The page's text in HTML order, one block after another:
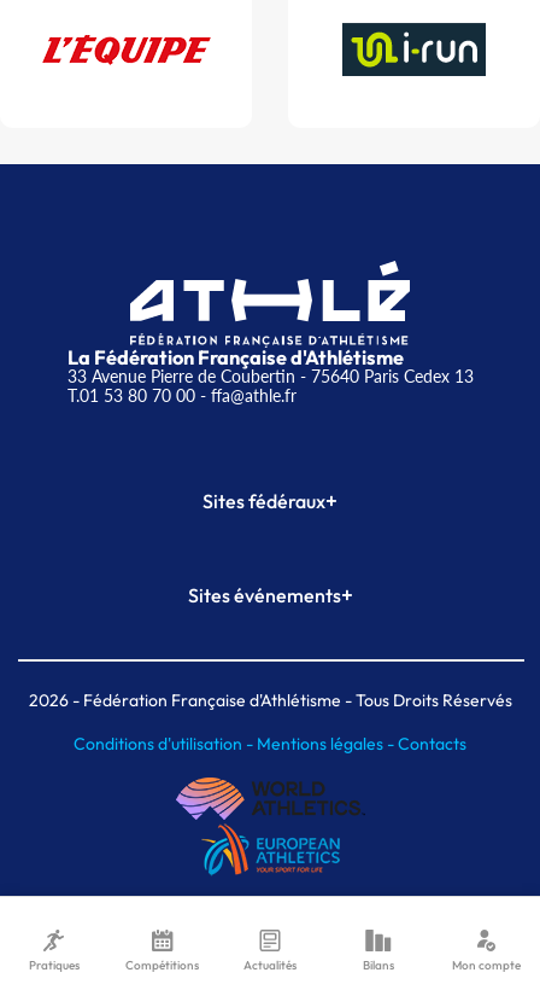
La Fédération Française d'Athlétisme
33 Avenue Pierre de Coubertin - 75640 Paris Cedex 13
T.01 53 80 70 00- ffa@athle.fr
Sites fédéraux+
Plateforme Formation
Sites événements+
Meeting de Paris indoor
MAIF Ekiden de Paris
2026- Fédération Française d'Athlétisme - Tous Droits Réservés
Conditions d'utilisation - Mentions légales -Contacts
Pratiques Compétitions Actualités Bilans Mon compte